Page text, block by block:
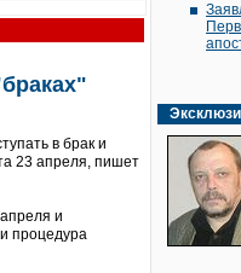
в брак и
23 апреля, пишет
и
процедура